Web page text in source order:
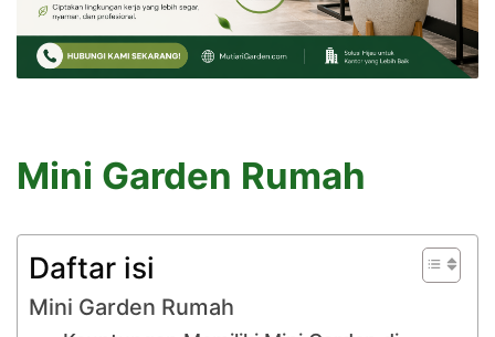
Mini Garden Rumah
Daftar isi
Mini Garden Rumah